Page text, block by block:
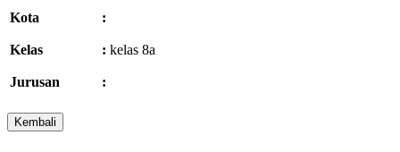
Kota :
Kelas : kelas 8a
Jurusan :